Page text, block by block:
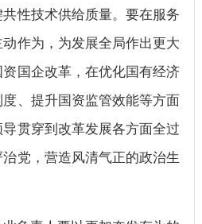
性技术供给质量。要在服务
作为，为发展全局作出更大
国企改革，在优化国有经济
、提升国资监管效能等方面
贯穿到改革发展各方面全过
党，营造风清气正的政治生